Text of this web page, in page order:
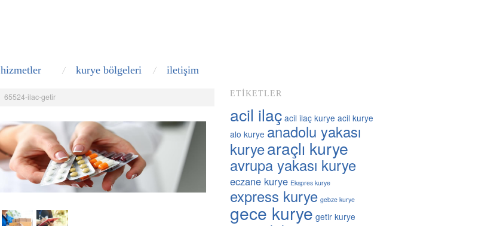
hizmetler kurye bölgeleri i̇letişim
65524-ilac-getir ETIKETLER
acil ilaç acil ilaç kurye acil kurye
alo kurye anadolu yakası
kuryearaçlı kurye
avrupa yakası kurye
eczane kurye Ekspres kurye
express kurye gebze kurye
gece kurye getir kurye